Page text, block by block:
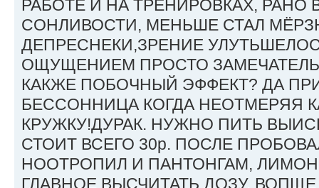
РАБОТЕ И НА ТРЕНИРОВКАХ, РАНО
СОНЛИВОСТИ, МЕНЬШЕ СТАЛ
ДЕПРЕСНЕКИ,ЗРЕНИЕ
ОЩУЩЕНИЕМ ПРОСТО
КАКЖЕ ПОБОЧНЫЙ ЭФФЕКТ? ДА
БЕССОННИЦА КОГДА НЕОТМЕРЯЯ
КРУЖКУ!ДУРАК. НУЖНО ПИТЬ
СТОИТ ВСЕГО 30р. ПОСЛЕ
НООТРОПИЛ И ПАНТОНГАМ,
ГЛАВНОЕ ВЫСЧИТАТЬ ДОЗУ.